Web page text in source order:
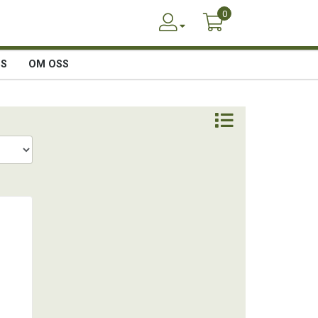
0
OM OSS